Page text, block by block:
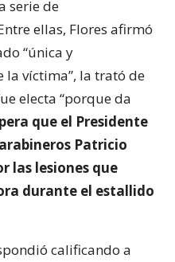
serie de
ellas, Flores afirmó
“única y
la víctima”, la trató de
electa “porque da
que el Presidente
Patricio
las lesiones que
durante el estallido
calificando a